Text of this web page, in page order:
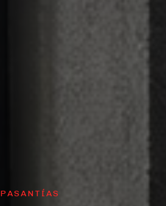
PASANTÍAS